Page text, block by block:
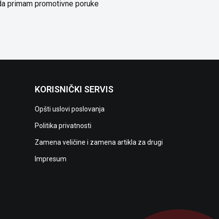
primam promotivne poruke
KORISNIČKI SERVIS
Opšti uslovi poslovanja
Politika privatnosti
Zamena veličine i zamena artikla za drugi
Impresum